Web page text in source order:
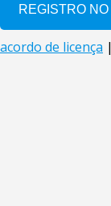
acordo de licença |